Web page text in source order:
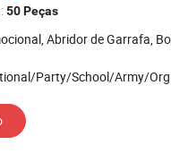
50 Peças
Bolsa para Moeda, Porta-Retratos, Feriado, Relógio de Pulso, Bússola,
Party/School/Army/Organization/Medie